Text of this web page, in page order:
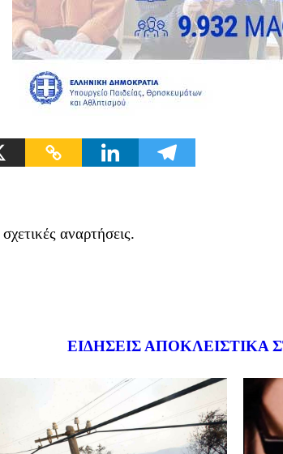
αναρτήσεις.
ΕΙΔΗΣΕΙΣ ΑΠΟΚΛΕΙΣΤΙΚΑ